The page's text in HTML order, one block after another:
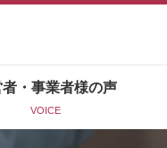
・事業者様の声
VOICE